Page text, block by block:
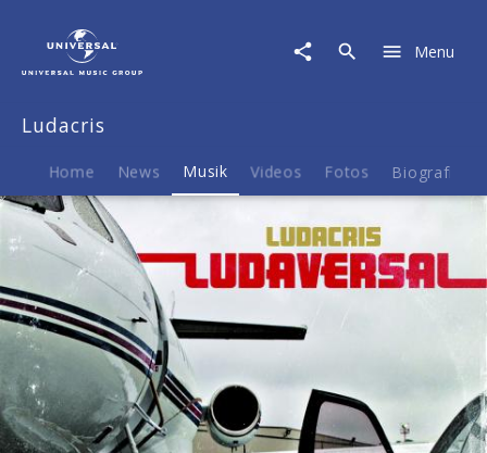
Menu
Ludacris
Home News Musik Videos Fotos Biografie